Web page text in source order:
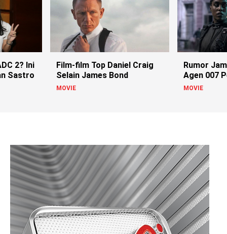
2? Ini
Sastro
Film-film Top Daniel Craig
Selain James Bond
MOVIE
Rumor
Agen 007
MOVIE